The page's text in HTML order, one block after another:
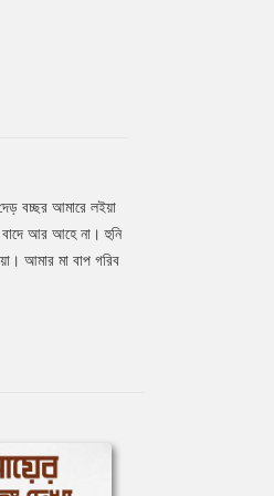
বচ্ছর আমারে লইয়া
বাদে আর আহে না। হুনি
আমার মা বাপ গরিব